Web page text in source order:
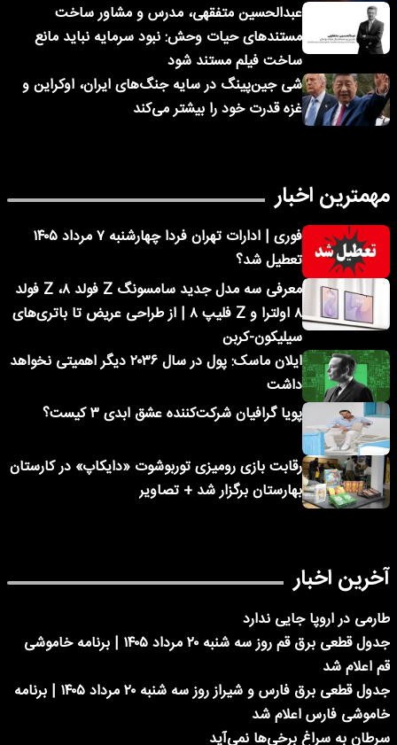
عبدالحسین متفقهی، مدرس و مشاور ساخت
مستندهای حیات وحش: نبود سرمایه نباید مانع
ساخت فیلم مستند شود
شی جین‌پینگ در سایه جنگ‌های ایران، اوکراین و
غزه قدرت خود را بیشتر می‌کند
مهمترین اخبار
فوری | ادارات تهران فردا چهارشنبه ۷ مرداد ۱۴۰۵
تعطیل شد؟
معرفی سه مدل جدید سامسونگ Z فولد ۸، Z فولد
۸ اولترا و Z فلیپ ۸ | از طراحی عریض تا باتری‌های
سیلیکون-کربن
ایلان ماسک: پول در سال ۲۰۳۶ دیگر اهمیتی نخواهد
داشت
پویا گرافیان شرکت‌کننده عشق ابدی ۳ کیست؟
رقابت بازی رومیزی توربوشوت «دایکاپ» در کارستان
بهارستان برگزار شد + تصاویر
آخرین اخبار
طارمی در اروپا جایی ندارد
جدول قطعی برق قم روز سه شنبه ۲۰ مرداد ۱۴۰۵ | برنامه خاموشی
قم اعلام شد
جدول قطعی برق فارس و شیراز روز سه شنبه ۲۰ مرداد ۱۴۰۵ | برنامه
خاموشی فارس اعلام شد
سرطان به سراغ برخی‌ها نمی‌آید